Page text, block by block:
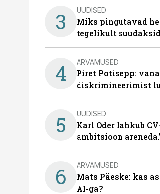
3 UUDISED
Miks pingutavad
tegelikult
4 ARVAMUSED
Piret Potisepp:
diskrimineerimist
5 UUDISED
Karl Oder lahkub
ambitsioon
6 ARVAMUSED
Mats Päeske: kas
AI-ga?